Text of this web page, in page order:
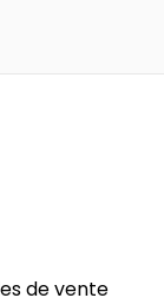
de vente